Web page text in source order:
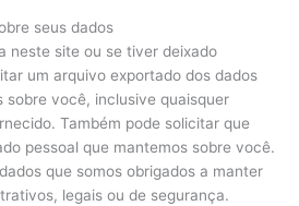
seus dados
neste site ou se tiver deixado
um arquivo exportado dos dados
sobre você, inclusive quaisquer
Também pode solicitar que
pessoal que mantemos sobre você.
que somos obrigados a manter
legais ou de segurança.